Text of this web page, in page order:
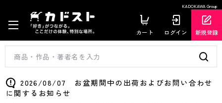
KADOKAWA Group
カート ログイン 新規登録
2026/08/07 お盆期間中の出荷およびお問い合わせ
に関するお知らせ